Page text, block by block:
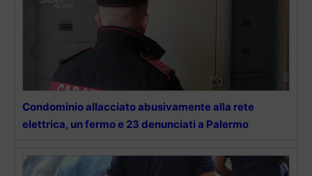
Condominio allacciato abusivamente alla rete
elettrica, un fermo e 23 denunciati a Palermo